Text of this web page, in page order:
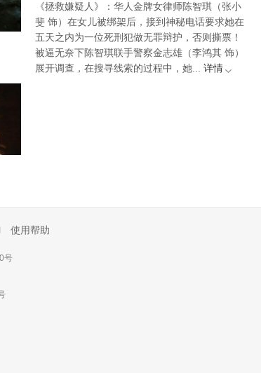
《拯救嫌疑人》：华人金牌女律师陈智琪（张小
斐 饰）在女儿被绑架后，接到神秘电话要求她在
五天之内为一位死刑犯做无罪辩护，否则撕票！
被逼无奈下陈智琪联手警察金志雄（李鸿其 饰）
展开调查，在搜寻线索的过程中，她...
详情
使用帮助
号